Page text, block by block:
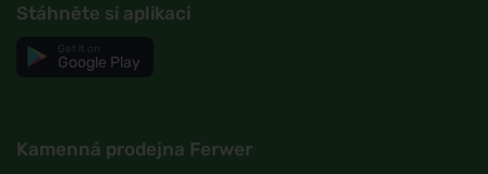
Stáhněte si aplikaci
Google Play
Kamenná prodejna Ferwer